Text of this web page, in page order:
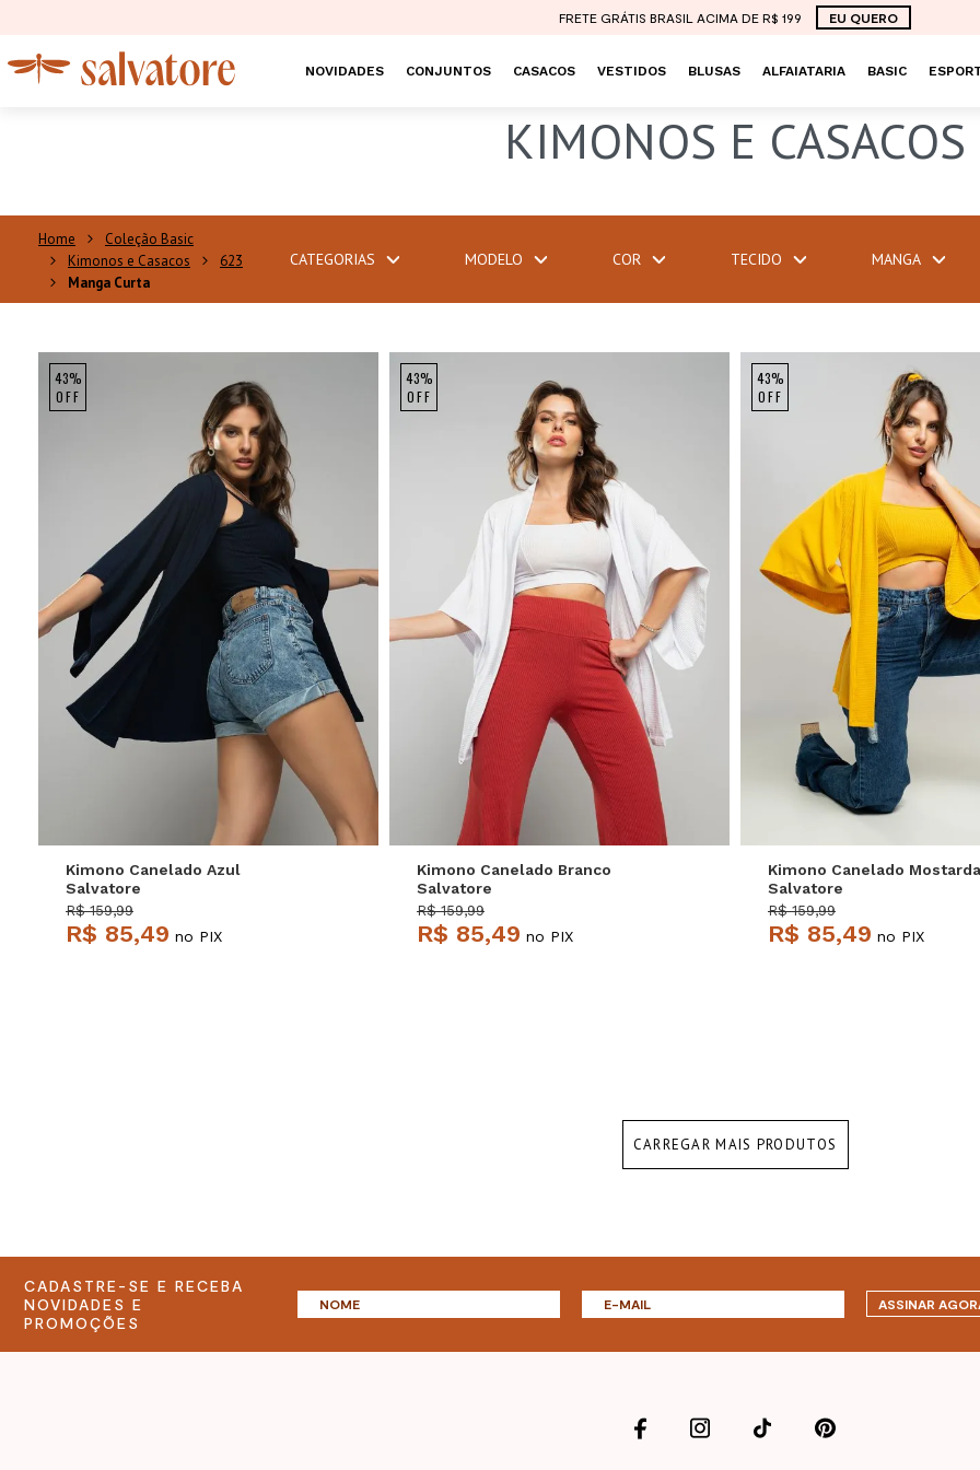
FRETE GRÁTIS BRASIL ACIMA DE R$ 199 EU QUERO
NOVIDADES CONJUNTOS CASACOS VESTIDOS BLUSAS ALFAIATARIA BASIC
KIMONOS E CASACOS
Coleção Basic
Kimonos e Casacos
623
Manga Curta
CATEGORIAS MODELO COR TECIDO MANGA
43%
OFF
M
Kimono Canelado Azul
Salvatore
R$ 159,99
R$ 85,49 no PIX
43%
OFF
M
Kimono Canelado Branco
Salvatore
R$ 159,99
R$ 85,49 no PIX
43%
OFF
M
Kimono Canelado Mostarda
Salvatore
R$ 159,99
R$ 85,49 no PIX
CARREGAR MAIS PRODUTOS
CADASTRE-SE E RECEBA
NOVIDADES E
PROMOÇÕES
ASSINAR